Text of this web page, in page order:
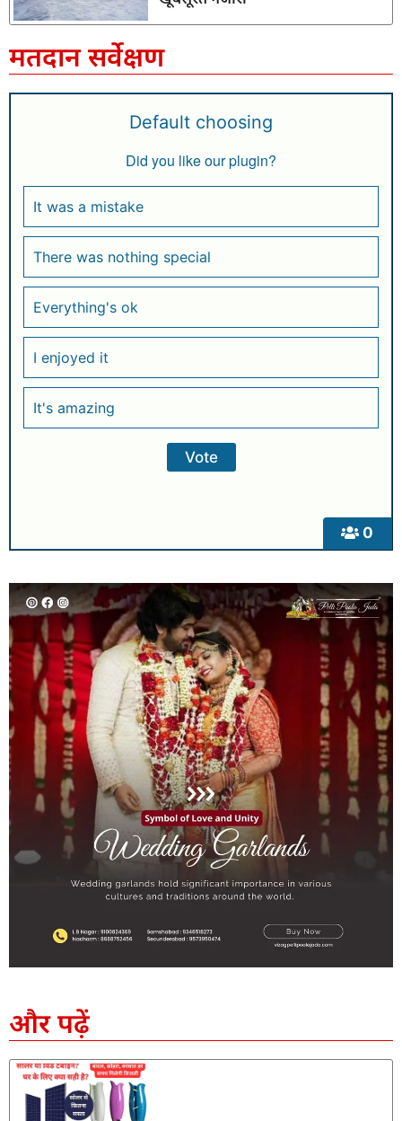
मतदान सर्वेक्षण
0
Default choosing
Did you like our plugin?
It was a mistake
There was nothing special
Everything's ok
I enjoyed it
It's amazing
और पढ़ें